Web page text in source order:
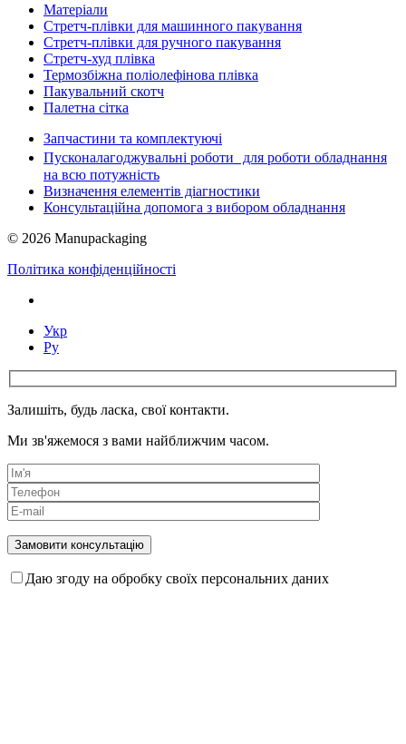
Матеріали
Стретч-плівки для машинного пакування
Стретч-плівки для ручного пакування
Стретч-худ плівка
Термозбіжна поліолефінова плівка
Пакувальний скотч
Палетна сітка
Запчастини та комплектуючі
Пусконалагоджувальні роботи для роботи обладнання
на всю потужність
Визначення елементів діагностики
Консультаційна допомога з вибором обладнання
© 2026 Manupackaging
Політика конфіденційності
Укр
Ру
Залишіть, будь ласка, свої контакти.
Ми зв'яжемося з вами найближчим часом.
Даю згоду на обробку своїх персональних даних